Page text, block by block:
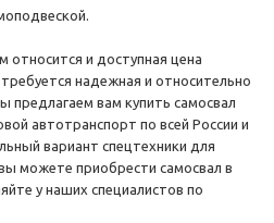
и доступная цена
надежная и относительно
предлагаем вам купить самосвал
автотранспорт по всей России и
вариант спецтехники для
можете приобрести самосвал в
у наших специалистов по